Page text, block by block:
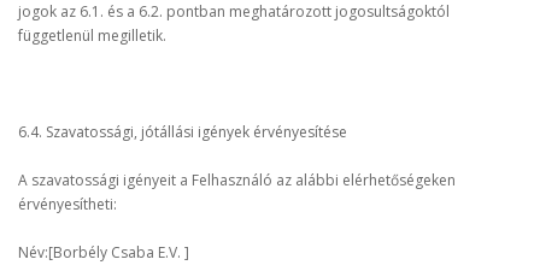
jogok az 6.1. és a 6.2. pontban meghatározott jogosultságoktól
függetlenül megilletik.
6.4. Szavatossági, jótállási igények érvényesítése
A szavatossági igényeit a Felhasználó az alábbi elérhetőségeken
érvényesítheti:
Név:[Borbély Csaba E.V. ]